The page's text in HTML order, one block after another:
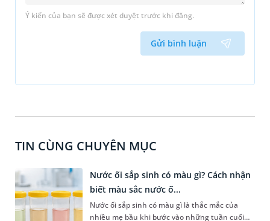
Ý kiến của bạn sẽ được xét duyệt trước khi đăng.
Gửi bình luận
TIN CÙNG CHUYÊN MỤC
Nước ối sắp sinh có màu gì? Cách nhận
biết màu sắc nước ố...
Nước ối sắp sinh có màu gì là thắc mắc của
nhiều mẹ bầu khi bước vào những tuần cuối